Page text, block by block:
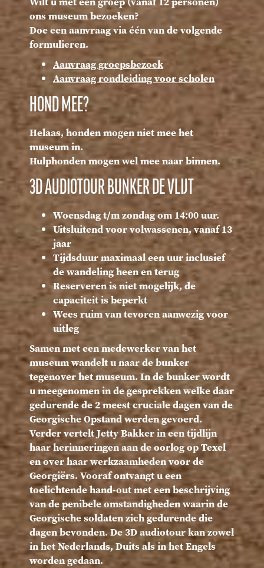
ons museum bezoeken?
Doe een aanvraag via één van de volgende
formulieren.
Aanvraag groepsbezoek
Aanvraag rondleiding voor scholen
HOND MEE?
Helaas, honden mogen niet mee het
museum in.
Hulphonden mogen wel mee naar binnen.
3D AUDIOTOUR BUNKER DE VLIJT
Woensdag t/m zondag om 14:00 uur.
Uitsluitend voor volwassenen, vanaf 13
jaar
Tijdsduur maximaal een uur inclusief
de wandeling heen en terug
Reserveren is niet mogelijk, de
capaciteit is beperkt
Wees ruim van tevoren aanwezig voor
uitleg
Samen met een medewerker van het
museum wandelt u naar de bunker
tegenover het museum. In de bunker wordt
u meegenomen in de gesprekken welke daar
gedurende de 2 meest cruciale dagen van de
Georgische Opstand werden gevoerd.
Verder vertelt Jetty Bakker in een tijdlijn
haar herinneringen aan de oorlog op Texel
en over haar werkzaamheden voor de
Georgiërs. Vooraf ontvangt u een
toelichtende hand-out met een beschrijving
van de penibele omstandigheden waarin de
Georgische soldaten zich gedurende die
dagen bevonden. De 3D audiotour kan zowel
in het Nederlands, Duits als in het Engels
worden gedaan.